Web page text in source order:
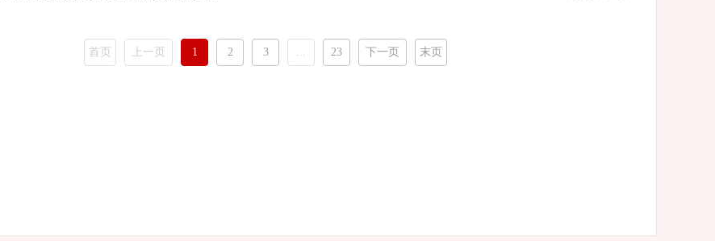
首页 上一页 1 2 3 ... 23 下一页 末页